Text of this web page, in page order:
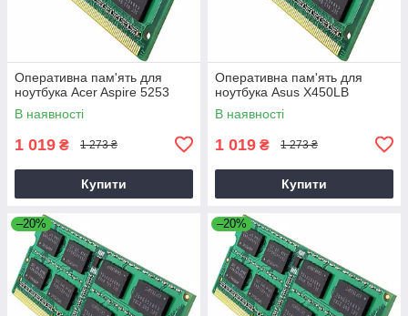
Оперативна пам'ять для
ноутбука Acer Aspire 5253
В наявності
1 019 ₴ 1 273 ₴
Купити
Оперативна пам'ять для
ноутбука Asus X450LB
В наявності
1 019 ₴ 1 273 ₴
Купити
–20% –20%